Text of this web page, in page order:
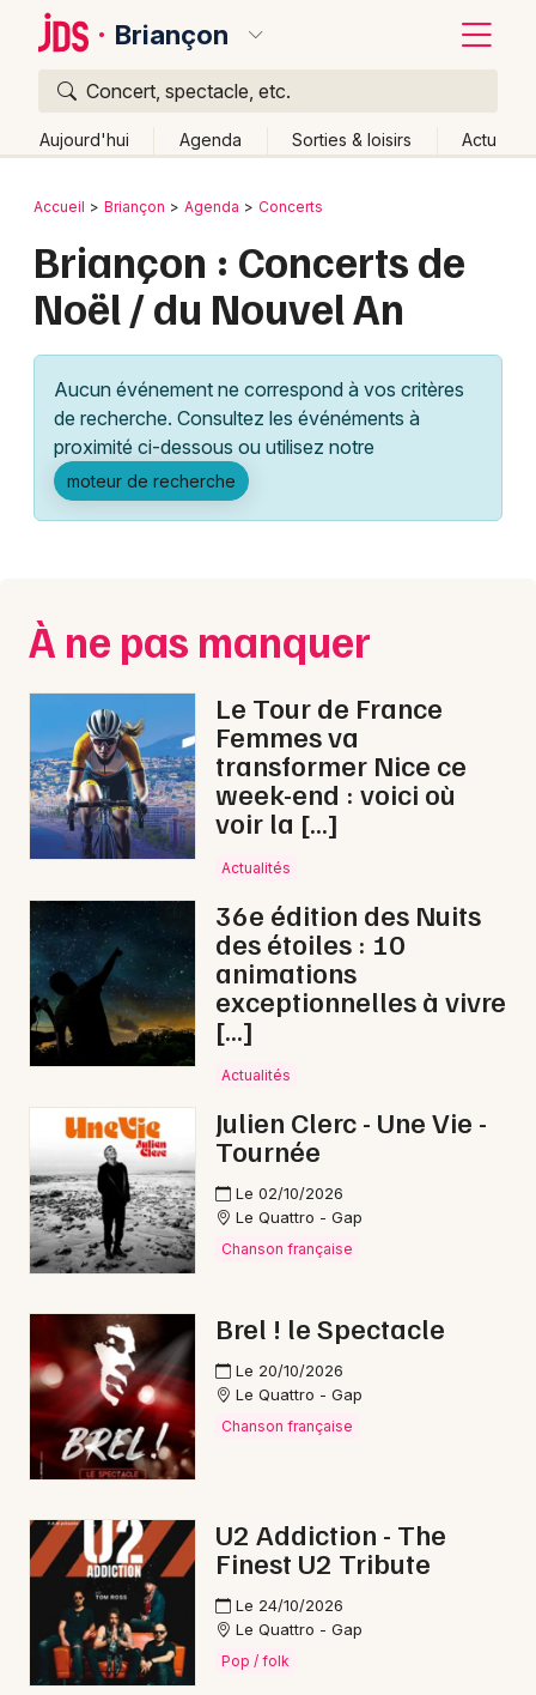
Briançon
Concert, spectacle, etc.
Aujourd'hui Agenda Sorties & loisirs Actu
Publier un événement
Grands événements
Activité & Expérience
Manifestations
Foires & salons
Concerts
Sports
Soirées
Sorties famille
Sorties & loisirs
Concerts de Noël dans les Hautes-Alpes
Concerts de Noël en Provence-Alpes-Côte-
d'Azur
Newsletter des sorties
Artistes en tournée
Actus à Briançon
Magazine à Briançon
05 - Hautes-Alpes
Choisir mes départements
Bordeaux
Colmar
Lille
Lyon
Marseille
Mulhouse
Nice
Paris
Strasbourg
Toulouse
Toutes les villes
Retour
Accueil Briançon Agenda Concerts
Briançon : Concerts de
Noël / du Nouvel An
Aucun événement ne correspond à vos critères
de recherche. Consultez les événéments à
proximité ci-dessous ou utilisez notre
moteur de recherche
À ne pas manquer
Le Tour de France
Femmes va
transformer Nice ce
week-end : voici où
voir la […]
Actualités
36e édition des Nuits
des étoiles : 10
animations
exceptionnelles à vivre
[…]
Actualités
Julien Clerc - Une Vie -
Tournée
Le 02/10/2026
Le Quattro - Gap
Chanson française
Brel ! le Spectacle
Le 20/10/2026
Le Quattro - Gap
Chanson française
U2 Addiction - The
Finest U2 Tribute
Le 24/10/2026
Le Quattro - Gap
Pop / folk
Quoi ?
Où ?
Provence-Alpes-Côte-d'Azur
Partout
Près de moi
Changer de lieu
Aujourd'hui
Demain Ce week-end Autre